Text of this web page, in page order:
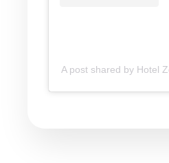
A post shared by Hotel